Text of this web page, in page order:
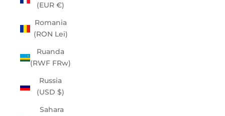
(EUR €)
Romania
(RON Lei)
Ruanda
(RWF FRw)
Russia
(USD $)
Sahara